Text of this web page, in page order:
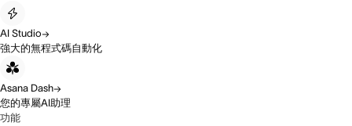
AI Studio
強大的無程式碼自動化
Asana Dash
您的專屬AI助理
功能